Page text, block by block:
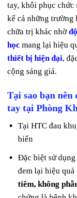
tay, khôi phục chức
kể cả những trường
chữa trị khác nhờ
học mang lại hiệu
thiết bị hiện đại,
cộng sáng giá.
Tại sao bạn
tay tại Phòng
Tại HTC đau
biến
Đặc biệt sử
đem lại hiệu
tiêm, không